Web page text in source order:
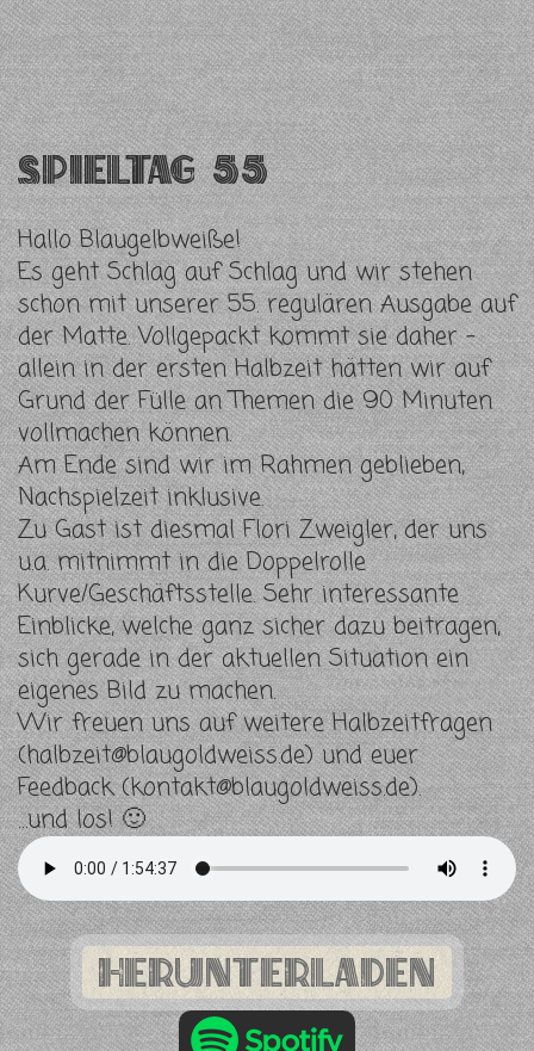
Spieltag 55
Hallo Blaugelbweiße!
Es geht Schlag auf Schlag und wir stehen
schon mit unserer 55. regulären Ausgabe auf
der Matte. Vollgepackt kommt sie daher –
allein in der ersten Halbzeit hätten wir auf
Grund der Fülle an Themen die 90 Minuten
vollmachen können.
Am Ende sind wir im Rahmen geblieben,
Nachspielzeit inklusive.
Zu Gast ist diesmal Flori Zweigler, der uns
u.a. mitnimmt in die Doppelrolle
Kurve/Geschäftsstelle. Sehr interessante
Einblicke, welche ganz sicher dazu beitragen,
sich gerade in der aktuellen Situation ein
eigenes Bild zu machen.
Wir freuen uns auf weitere Halbzeitfragen
(halbzeit@blaugoldweiss.de) und euer
Feedback (kontakt@blaugoldweiss.de).
…und los! 🙂
Herunterladen